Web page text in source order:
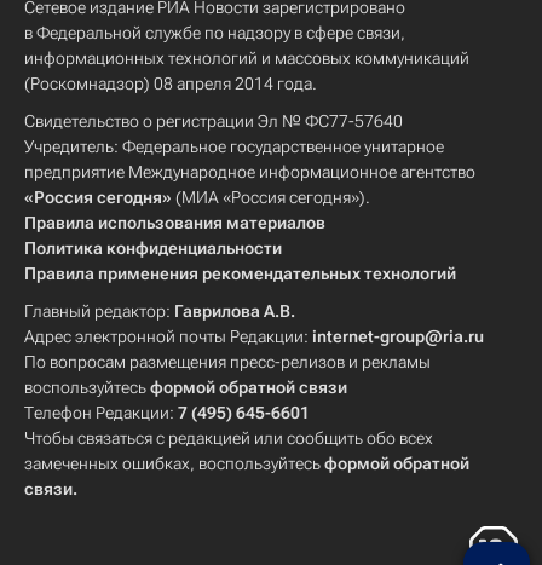
Сетевое издание РИА Новости зарегистрировано
в Федеральной службе по надзору в сфере связи,
информационных технологий и массовых коммуникаций
(Роскомнадзор) 08 апреля 2014 года.
Свидетельство о регистрации Эл № ФС77-57640
Учредитель: Федеральное государственное унитарное
предприятие Международное информационное агентство
«Россия сегодня» (МИА «Россия сегодня»).
Правила использования материалов
Политика конфиденциальности
Правила применения рекомендательных технологий
Главный редактор: Гаврилова А.В.
Адрес электронной почты Редакции: internet-group@ria.ru
По вопросам размещения пресс-релизов и рекламы
воспользуйтесьформой обратной связи
Телефон Редакции: 7 (495) 645-6601
Чтобы связаться с редакцией или сообщить обо всех
замеченных ошибках, воспользуйтесьформой обратной
связи.